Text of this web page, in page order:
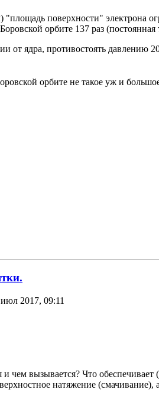
поверхности" электрона
орбите 137 раз
от ядра, противостоять давлению
орбите не такое уж и
2017, 09:11
и чем вызывается? Что
натяжение (смачивание),